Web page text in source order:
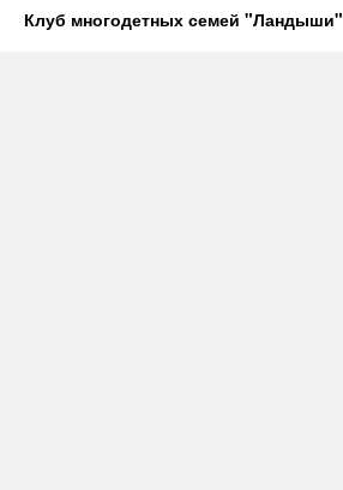
Клуб многодетных семей "Ландыши"